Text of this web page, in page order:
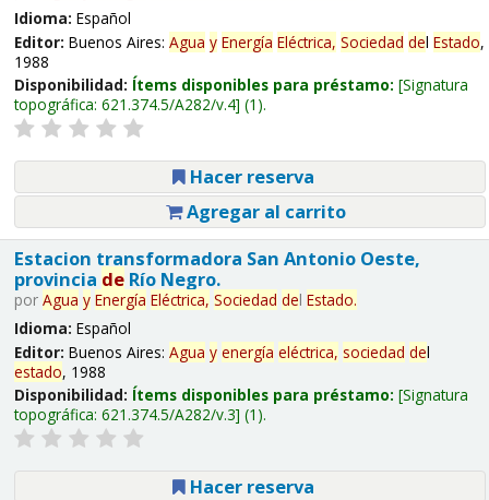
Idioma: Español
Editor: Buenos Aires: Agua y Energía Eléctrica, Sociedad del Estado,
1988
Disponibilidad: Ítems disponibles para préstamo: Signatura
topográfica: 621.374.5/A282/v.4 (1).
Hacer reserva
Agregar al carrito
Estacion transformadora San Antonio Oeste,
provincia deRío Negro.
por Agua y Energía Eléctrica, Sociedad del Estado.
Idioma: Español
Editor: Buenos Aires: Agua y energía eléctrica, sociedad del
estado, 1988
Disponibilidad: Ítems disponibles para préstamo: Signatura
topográfica: 621.374.5/A282/v.3 (1).
Hacer reserva